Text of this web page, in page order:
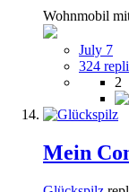
Wohnmobil
July 7
324
2
Mein